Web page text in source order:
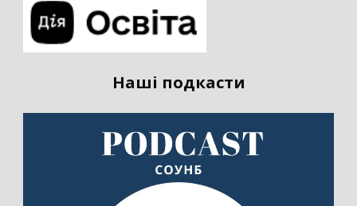
Наші подкасти